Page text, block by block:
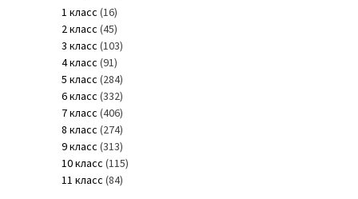
1 класс (16)
2 класс (45)
3 класс (103)
4 класс (91)
5 класс (284)
6 класс (332)
7 класс (406)
8 класс (274)
9 класс (313)
10 класс (115)
11 класс (84)